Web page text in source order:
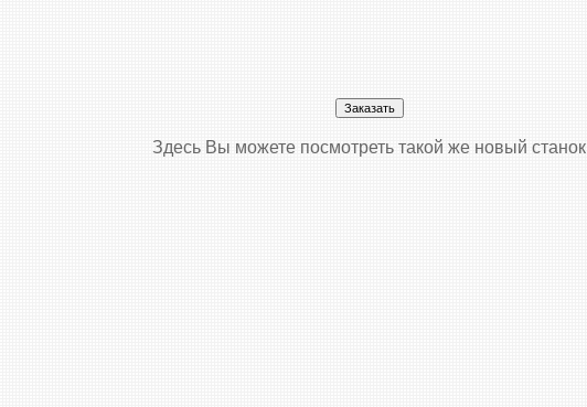
Здесь Вы можете посмотреть такой же новый станок